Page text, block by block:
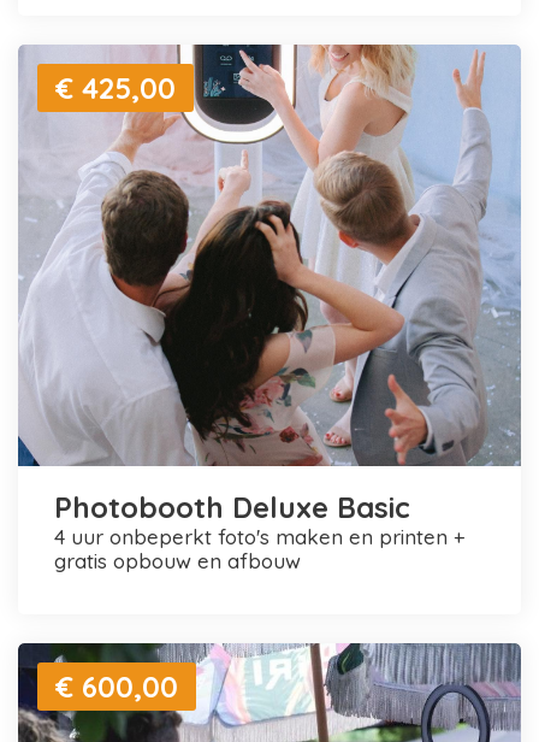
€ 425,00
Photobooth Deluxe Basic
4 uur onbeperkt foto's maken en printen +
gratis opbouw en afbouw
€ 600,00